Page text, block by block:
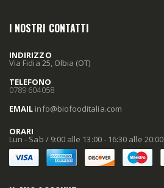
I NOSTRI CONTATTI
INDIRIZZO
Via Fidia 25, Olbia (OT)
TELEFONO
0789 604058
EMAIL info@biofooditalia.com
ORARI
Lun - Sab / 9:00 alle 13:00 - 16:30 alle 20:00